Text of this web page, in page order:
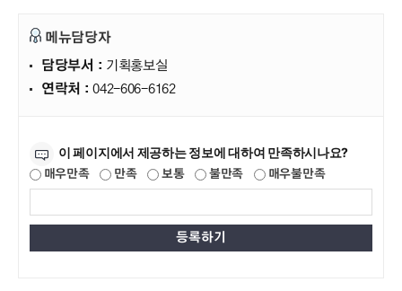
메뉴담당자
담당부서 : 기획홍보실
연락처 :042-606-6162
이 페이지에서 제공하는 정보에 대하여 만족하시나요?
매우만족 만족 보통 불만족 매우불만족